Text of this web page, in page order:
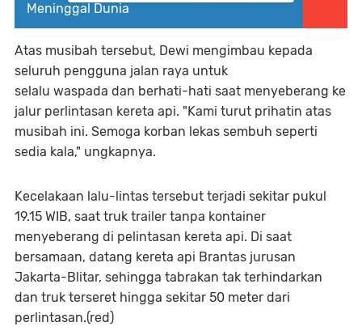
Meninggal Dunia
Atas musibah tersebut, Dewi mengimbau kepada
seluruh pengguna jalan raya untuk
selalu waspada dan berhati-hati saat menyeberang ke
jalur perlintasan kereta api. "Kami turut prihatin atas
musibah ini. Semoga korban lekas sembuh seperti
sedia kala," ungkapnya.
Kecelakaan lalu-lintas tersebut terjadi sekitar pukul
19.15 WIB, saat truk trailer tanpa kontainer
menyeberang di pelintasan kereta api. Di saat
bersamaan, datang kereta api Brantas jurusan
Jakarta-Blitar, sehingga tabrakan tak terhindarkan
dan truk terseret hingga sekitar 50 meter dari
perlintasan.(red)